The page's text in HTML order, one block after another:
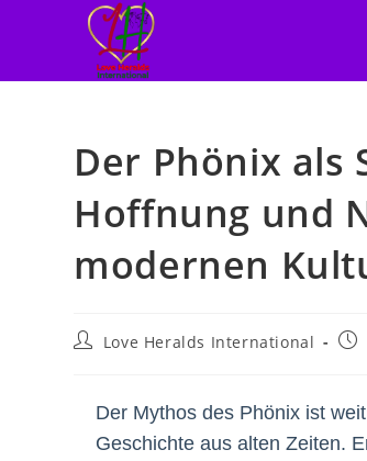
Der Phönix als
Hoffnung und
modernen
PostLove Heralds International
Der Mythos des Phönix ist
Geschichte aus alten Zeiten.